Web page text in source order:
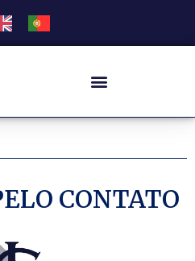
CONTATO